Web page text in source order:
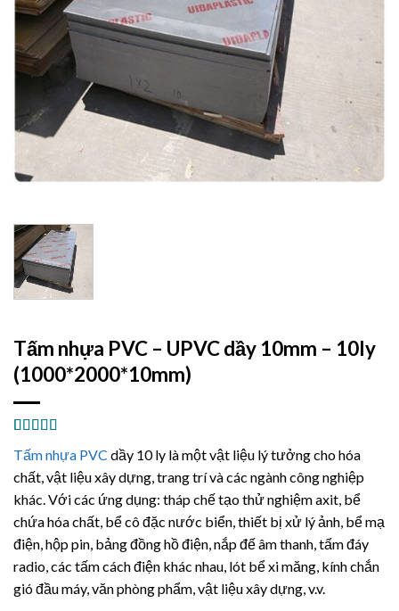
Tấm nhựa PVC – UPVC dầy 10mm – 10ly
(1000*2000*10mm)
5.00
dựa trên
đánh giá
Tấm nhựa PVC dầy 10 ly là một vật liệu lý tưởng cho hóa
chất, vật liệu xây dựng, trang trí và các ngành công nghiệp
khác. Với các ứng dụng: tháp chế tạo thử nghiệm axit, bể
chứa hóa chất, bể cô đặc nước biển, thiết bị xử lý ảnh, bể mạ
điện, hộp pin, bảng đồng hồ điện, nắp đế âm thanh, tấm đáy
radio, các tấm cách điện khác nhau, lót bể xi măng, kính chắn
gió đầu máy, văn phòng phẩm, vật liệu xây dựng, v.v.